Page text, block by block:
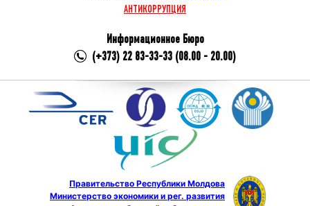
АНТИКОРРУПЦИЯ
Информационное Бюро
(+373) 22 83-33-33 (08.00 - 20.00)
Правительство Республики Молдова
Министерство экономики и рег. развития